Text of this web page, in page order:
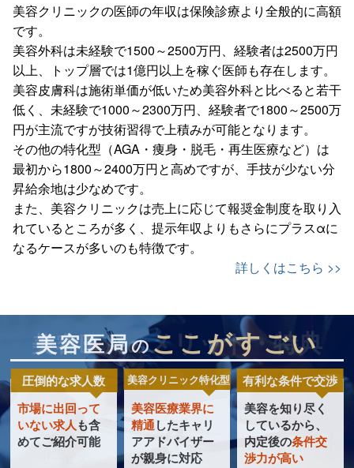
美容クリニックの医師の年収は保険診療より全般的に高額
です。
美容外科は未経験で1500～2500万円、経験者は2500万円
以上、トップ層では1億円以上を稼ぐ医師も存在します。
美容皮膚科は施術単価が低いため美容外科と比べると若干
低く、未経験で1000～2300万円、経験者で1800～2500万
円が主流ですが技術習得で上積みが可能となります。
その他の特化型（AGA・痩身・脱毛・再生医療など）は
最初から1800～2400万円と高めですが、手技が少ない分
昇給余地は少なめです。
また、美容クリニックは売上に応じて報奨金制度を取り入
れているところが多く、提示年収よりもさらにプラスαに
なるケースが多いのも特徴です。
詳しくはこちら >>
美容医局のメリット・特典
美容クリニック
特化型
圧倒的
求人数
充実の
転職サポート
美容医局のここがすごい
圧倒的な求人数
市場に出回って
いない求人も含
めてご紹介可能
美容クリニック特化型
美容医療業界に
精通したキャリ
アアドバイザー
が親身に対応
有利な条件で交渉
美容を知り尽く
しているから、
内定後の条件交
渉力が高い